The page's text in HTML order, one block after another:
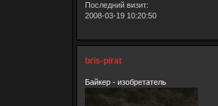
Последний визит:
2008-03-19 10:20:50
bris-pirat
Байкер - изобретатель